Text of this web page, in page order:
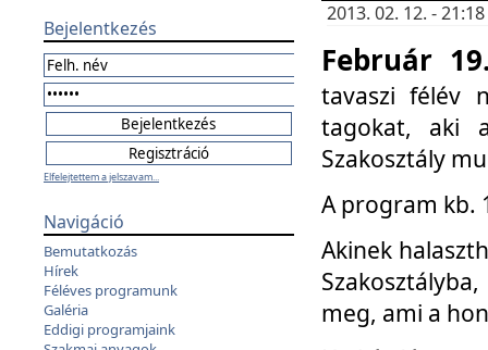
Bejelentkezés
Elfelejtettem a jelszavam...
Navigáció
Bemutatkozás
Hírek
Féléves programunk
Galéria
Eddigi programjaink
2013. 02. 12. -
Február
tavaszi félév
tagokat, aki
Szakosztály
A program kb.
Akinek
meg, ami a